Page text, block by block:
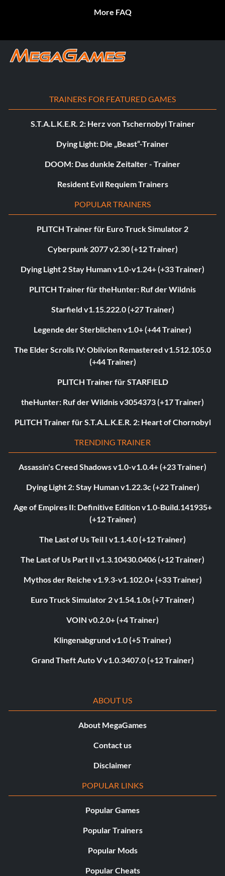
More FAQ
TRAINERS FOR FEATURED GAMES
S.T.A.L.K.E.R. 2: Herz von Tschernobyl Trainer
Dying Light: Die „Beast“-Trainer
DOOM: Das dunkle Zeitalter - Trainer
Resident Evil Requiem Trainers
POPULAR TRAINERS
PLITCH Trainer für Euro Truck Simulator 2
Cyberpunk 2077 v2.30 (+12 Trainer)
Dying Light 2 Stay Human v1.0-v1.24+ (+33 Trainer)
PLITCH Trainer für theHunter: Ruf der Wildnis
Starfield v1.15.222.0 (+27 Trainer)
Legende der Sterblichen v1.0+ (+44 Trainer)
The Elder Scrolls IV: Oblivion Remastered v1.512.105.0
(+44 Trainer)
PLITCH Trainer für STARFIELD
theHunter: Ruf der Wildnis v3054373 (+17 Trainer)
PLITCH Trainer für S.T.A.L.K.E.R. 2: Heart of Chornobyl
TRENDING TRAINER
Assassin's Creed Shadows v1.0-v1.0.4+ (+23 Trainer)
Dying Light 2: Stay Human v1.22.3c (+22 Trainer)
Age of Empires II: Definitive Edition v1.0-Build.141935+
(+12 Trainer)
The Last of Us Teil I v1.1.4.0 (+12 Trainer)
The Last of Us Part II v1.3.10430.0406 (+12 Trainer)
Mythos der Reiche v1.9.3-v1.102.0+ (+33 Trainer)
Euro Truck Simulator 2 v1.54.1.0s (+7 Trainer)
VOIN v0.2.0+ (+4 Trainer)
Klingenabgrund v1.0 (+5 Trainer)
Grand Theft Auto V v1.0.3407.0 (+12 Trainer)
ABOUT US
About MegaGames
Contact us
Disclaimer
POPULAR LINKS
Popular Games
Popular Trainers
Popular Mods
Popular Cheats